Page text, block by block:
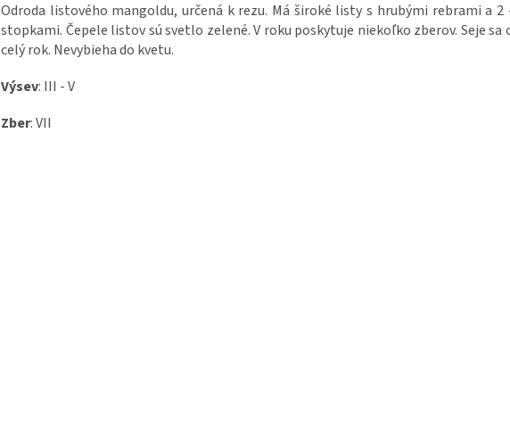
Odroda listového mangoldu, určená k rezu. Má široké listy s hrubými rebrami a
stopkami. Čepele listov sú svetlo zelené. V roku poskytuje niekoľko zberov. Seje sa
celý rok. Nevybieha do kvetu.
Výsev: III - V
Zber: VII